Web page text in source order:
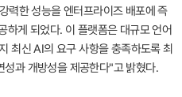
력한 성능을 엔터프라이즈 배포에 즉
하게 되었다. 이 플랫폼은 대규모 언어
최신 AI의 요구 사항을 충족하도록 최
성과 개방성을 제공한다"고 밝혔다.